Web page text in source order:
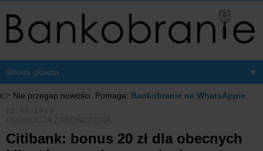
▼
👉 Nie przegap nowości. Pomaga: Bankobranie na WhatsAppie
Citibank: bonus 20 zł dla obecnych